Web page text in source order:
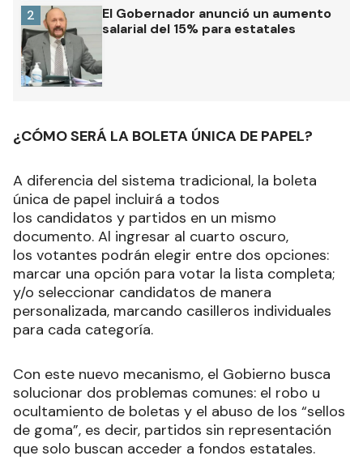
El Gobernador anunció un aumento
salarial del 15% para estatales
2
¿CÓMO SERÁ LA BOLETA ÚNICA DE PAPEL?
A diferencia del sistema tradicional, la boleta
única de papel incluirá a todos
los candidatos y partidos en un mismo
documento. Al ingresar al cuarto oscuro,
los votantes podrán elegir entre dos opciones:
marcar una opción para votar la lista completa;
y/o seleccionar candidatos de manera
personalizada, marcando casilleros individuales
para cada categoría.
Con este nuevo mecanismo, el Gobierno busca
solucionar dos problemas comunes: el robo u
ocultamiento de boletas y el abuso de los “sellos
de goma”, es decir, partidos sin representación
que solo buscan acceder a fondos estatales.